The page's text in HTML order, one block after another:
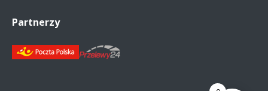
Partnerzy